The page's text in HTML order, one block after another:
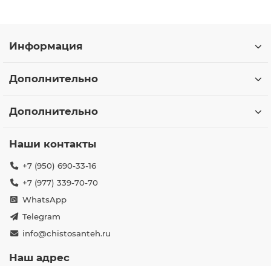
Информация
Дополнительно
Дополнительно
Наши контакты
+7 (950) 690-33-16
+7 (977) 339-70-70
WhatsApp
Telegram
info@chistosanteh.ru
Наш адрес